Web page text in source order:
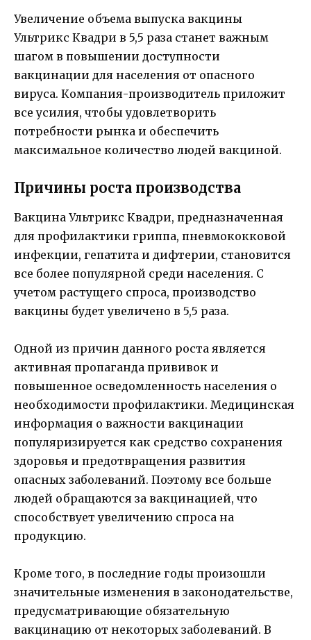
Увеличение объема выпуска вакцины
Ультрикс Квадри в 5,5 раза станет важным
шагом в повышении доступности
вакцинации для населения от опасного
вируса. Компания-производитель приложит
все усилия, чтобы удовлетворить
потребности рынка и обеспечить
максимальное количество людей вакциной.
Причины роста производства
Вакцина Ультрикс Квадри, предназначенная
для профилактики гриппа, пневмококковой
инфекции, гепатита и дифтерии, становится
все более популярной среди населения. С
учетом растущего спроса, производство
вакцины будет увеличено в 5,5 раза.
Одной из причин данного роста является
активная пропаганда прививок и
повышенное осведомленность населения о
необходимости профилактики. Медицинская
информация о важности вакцинации
популяризируется как средство сохранения
здоровья и предотвращения развития
опасных заболеваний. Поэтому все больше
людей обращаются за вакцинацией, что
способствует увеличению спроса на
продукцию.
Кроме того, в последние годы произошли
значительные изменения в законодательстве,
предусматривающие обязательную
вакцинацию от некоторых заболеваний. В